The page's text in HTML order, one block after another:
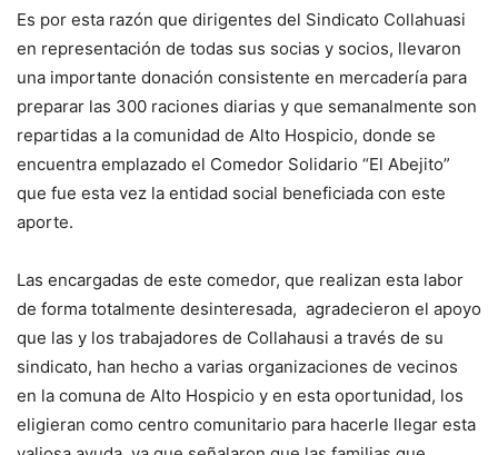
Es por esta razón que dirigentes del Sindicato Collahuasi
en representación de todas sus socias y socios, llevaron
una importante donación consistente en mercadería para
preparar las 300 raciones diarias y que semanalmente son
repartidas a la comunidad de Alto Hospicio, donde se
encuentra emplazado el Comedor Solidario “El Abejito”
que fue esta vez la entidad social beneficiada con este
aporte.
Las encargadas de este comedor, que realizan esta labor
de forma totalmente desinteresada, agradecieron el apoyo
que las y los trabajadores de Collahausi a través de su
sindicato, han hecho a varias organizaciones de vecinos
en la comuna de Alto Hospicio y en esta oportunidad, los
eligieran como centro comunitario para hacerle llegar esta